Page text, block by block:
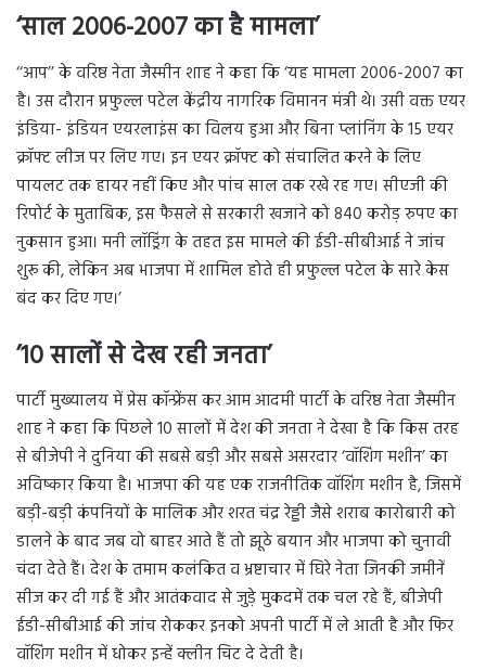
‘साल 2006-2007 का है मामला’
‘‘आप’’ के वरिष्ठ नेता जैस्मीन शाह ने कहा कि ‘यह मामला 2006-2007 का
है। उस दौरान प्रफुल्ल पटेल केंद्रीय नागरिक विमानन मंत्री थे। उसी वक्त एयर
इंडिया- इंडियन एयरलाइंस का विलय हुआ और बिना प्लांनिंग के 15 एयर
क्रॉफ्ट लीज पर लिए गए। इन एयर क्रॉफ्ट को संचालित करने के लिए
पायलट तक हायर नहीं किए और पांच साल तक रखे रह गए। सीएजी की
रिपोर्ट के मुताबिक, इस फैसले से सरकारी खजाने को 840 करोड़ रुपए का
नुकसान हुआ। मनी लॉड्रिंग के तहत इस मामले की ईडी-सीबीआई ने जांच
शुरू की, लेकिन अब भाजपा में शामिल होते ही प्रफुल्ल पटेल के सारे केस
बंद कर दिए गए।’
’10 सालों से देख रही जनता’
पार्टी मुख्यालय में प्रेस कॉन्फ्रेंस कर आम आदमी पार्टी के वरिष्ठ नेता जैस्मीन
शाह ने कहा कि पिछले 10 सालों में देश की जनता ने देखा है कि किस तरह
से बीजेपी ने दुनिया की सबसे बड़ी और सबसे असरदार ‘वॉशिंग मशीन’ का
अविष्कार किया है। भाजपा की यह एक राजनीतिक वॉशिंग मशीन है, जिसमें
बड़ी-बड़ी कंपनियों के मालिक और शरत चंद्र रेड्डी जैसे शराब कारोबारी को
डालने के बाद जब वो बाहर आते हैं तो झूठे बयान और भाजपा को चुनावी
चंदा देते हैं। देश के तमाम कलंकित व भ्रष्टाचार में घिरे नेता जिनकी जमीनें
सीज कर दी गई हैं और आतंकवाद से जुड़े मुकदमें तक चल रहे हैं, बीजेपी
ईडी-सीबीआई की जांच रोककर इनको अपनी पार्टी में ले आती है और फिर
वॉशिंग मशीन में धोकर इन्हें क्लीन चिट दे देती है।